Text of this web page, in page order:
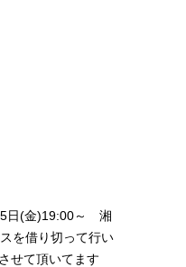
日(金)19:00～ 湘
を借り切って行い
せて頂いてます